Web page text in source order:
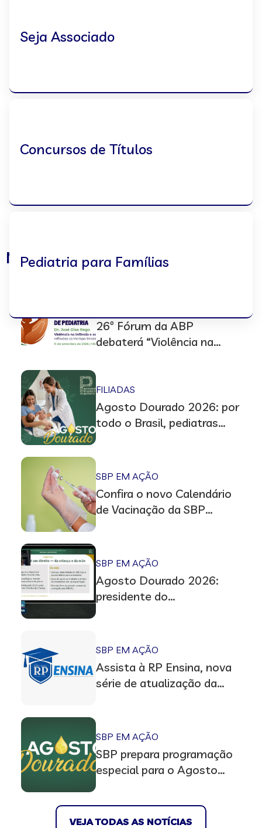
Seja Associado
Concursos de Títulos
Pediatria para Famílias
Notícias
26º Fórum da ABP
debaterá “Violência na
FILIADAS
Agosto Dourado 2026: por
todo o Brasil, pediatras
SBP EM AÇÃO
Confira o novo Calendário
de Vacinação da SBP
SBP EM AÇÃO
Agosto Dourado 2026:
presidente do
participa de audiência no
Senado
SBP EM AÇÃO
Assista à RP Ensina, nova
série de atualização da
SBP EM AÇÃO
SBP prepara programação
especial para o Agosto
documentos científicos e
podcasts
VEJA TODAS AS NOTÍCIAS